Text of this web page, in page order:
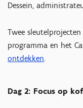
Dessein,
Twee
programma en het
ontdekken
Dag 2: Focus op